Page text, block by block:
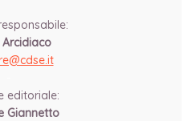
editoriale:
Giannetto